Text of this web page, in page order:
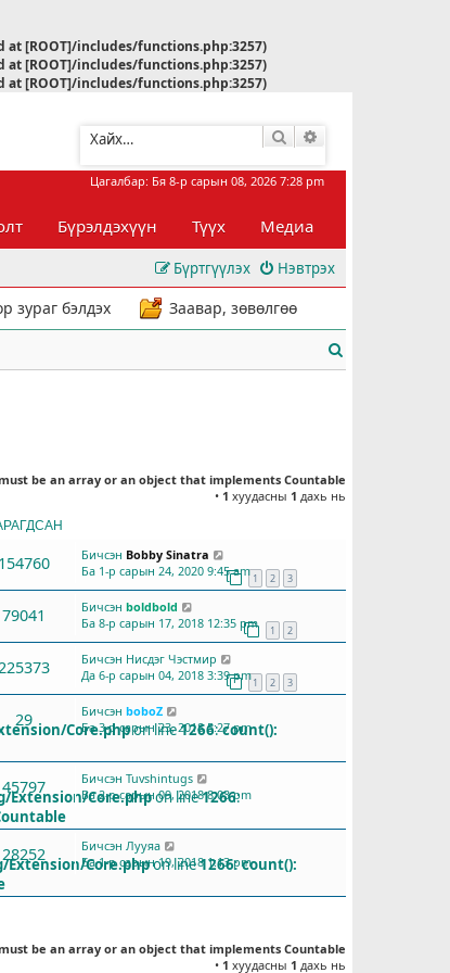
[ROOT]/includes/functions.php:3257)
[ROOT]/includes/functions.php:3257)
[ROOT]/includes/functions.php:3257)
Хайлт
Цагалбар: Бя 8-р сарын 08, 2026 7:28 pm
Бүрэлдэхүүн Түүх Медиа
Нэвтрэх
Бүртгүүлэх
зураг бэлдэх Заавар, зөвөлгөө
be an array or an object that implements Countable
• 1 хуудасны 1 дахь нь
1 2 3
154760 Бичсэн Bobby Sinatra
Ба 1-р сарын 24, 2020 9:45 am
1 2
79041 Бичсэн boldbold
Ба 8-р сарын 17, 2018 12:35 pm
1 2 3
Бичсэн Нисдэг Чэстмир
Да 6-р сарын 04, 2018 3:39 pm
Core.phpon line1266:count():
29 Бичсэн boboZ
Ба 3-р сарын 23, 2018 5:27 pm
Extension/Core.phpon line1266:
45797 Бичсэн Tuvshintugs
Ба 2-р сарын 09, 2018 8:03 pm
Core.phpon line1266:count():
28252 Бичсэн Лууяа
Ба 1-р сарын 19, 2018 1:13 pm
be an array or an object that implements Countable
• 1 хуудасны 1 дахь нь